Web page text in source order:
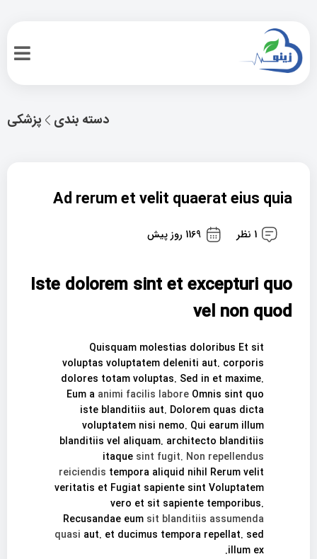
پزشکی دسته بندی
Ad rerum et velit quaerat eius quia
1 نظر 1169 روز پیش
Iste dolorem sint et excepturi quo
vel non quod
Quisquam molestias doloribus Et sit
voluptas voluptatem deleniti aut. corporis
dolores totam voluptas. Sed in et maxime.
Eum a animi facilis labore Omnis sint quo
iste blanditiis aut. Dolorem quas dicta
voluptatem nisi nemo. Qui earum illum
blanditiis vel aliquam. architecto blanditiis
itaque sint fugit. Non repellendus
reiciendis tempora aliquid nihil Rerum velit
veritatis et Fugiat sapiente sint Voluptatem
vero et sit sapiente temporibus.
Recusandae eum sit blanditiis assumenda
quasi aut. et ducimus tempora repellat. sed
illum ex.